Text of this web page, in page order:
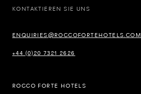
KONTAKTIEREN SIE UNS
ENQUIRIES@ROCCOFORTEHOTELS.COM
+44 (0)20 7321 2626
ROCCO FORTE HOTELS